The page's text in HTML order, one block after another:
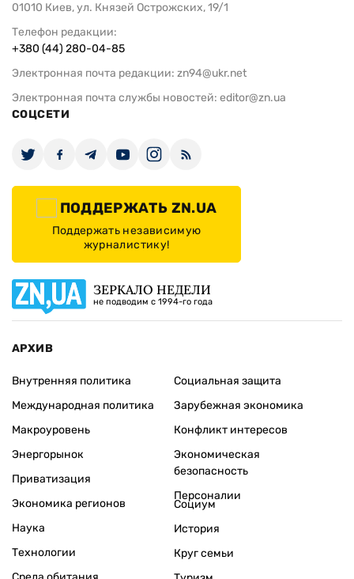
01010 Киев, ул. Князей Острожских, 19/1
Телефон редакции:
+380 (44) 280-04-85
Электронная почта редакции: zn94@ukr.net
Электронная почта службы новостей: editor@zn.ua
СОЦСЕТИ
ПОДДЕРЖАТЬ ZN.UA
Поддержать независимую
журналистику!
ЗЕРКАЛО НЕДЕЛИ
не подводим с 1994-го года
АРХИВ
Внутренняя политика
Международная политика
Макроуровень
Энергорынок
Приватизация
Экономика регионов
Социальная защита
Зарубежная экономика
Конфликт интересов
Экономическая
безопасность
Персоналии
Наука
Технологии
Социум
История
Круг семьи